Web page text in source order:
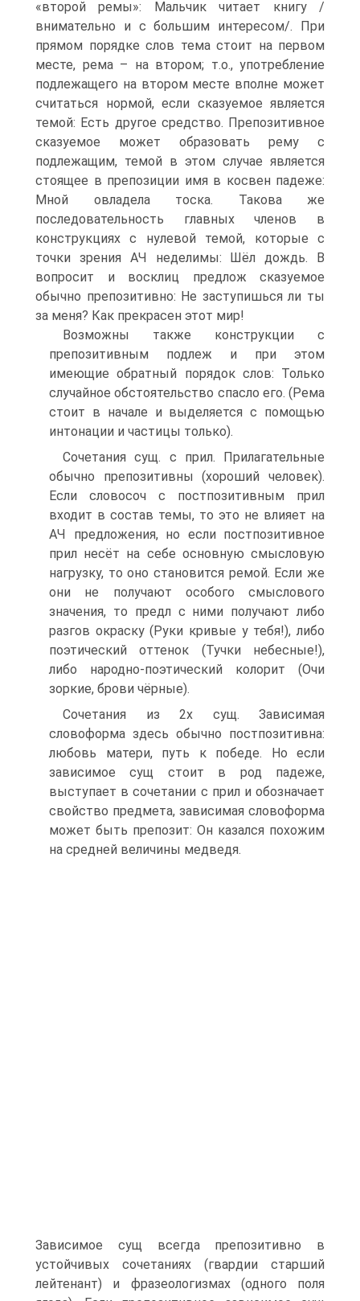
«второй ремы»: Мальчик читает книгу /
внимательно и с большим интересом/. При
прямом порядке слов тема стоит на первом
месте, рема – на втором; т.о., употребление
подлежащего на втором месте вполне может
считаться нормой, если сказуемое является
темой: Есть другое средство. Препозитивное
сказуемое может образовать рему с
подлежащим, темой в этом случае является
стоящее в препозиции имя в косвен падеже:
Мной овладела тоска. Такова же
последовательность главных членов в
конструкциях с нулевой темой, которые с
точки зрения АЧ неделимы: Шёл дождь. В
вопросит и восклиц предлож сказуемое
обычно препозитивно: Не заступишься ли ты
за меня? Как прекрасен этот мир!
Возможны также конструкции с
препозитивным подлеж и при этом
имеющие обратный порядок слов: Только
случайное обстоятельство спасло его. (Рема
стоит в начале и выделяется с помощью
интонации и частицы только).
Сочетания сущ. с прил. Прилагательные
обычно препозитивны (хороший человек).
Если словосоч с постпозитивным прил
входит в состав темы, то это не влияет на
АЧ предложения, но если постпозитивное
прил несёт на себе основную смысловую
нагрузку, то оно становится ремой. Если же
они не получают особого смыслового
значения, то предл с ними получают либо
разгов окраску (Руки кривые у тебя!), либо
поэтический оттенок (Тучки небесные!),
либо народно-поэтический колорит (Очи
зоркие, брови чёрные).
Сочетания из 2х сущ. Зависимая
словоформа здесь обычно постпозитивна:
любовь матери, путь к победе. Но если
зависимое сущ стоит в род падеже,
выступает в сочетании с прил и обозначает
свойство предмета, зависимая словоформа
может быть препозит: Он казался похожим
на средней величины медведя.
Зависимое сущ всегда препозитивно в
устойчивых сочетаниях (гвардии старший
лейтенант) и фразеологизмах (одного поля